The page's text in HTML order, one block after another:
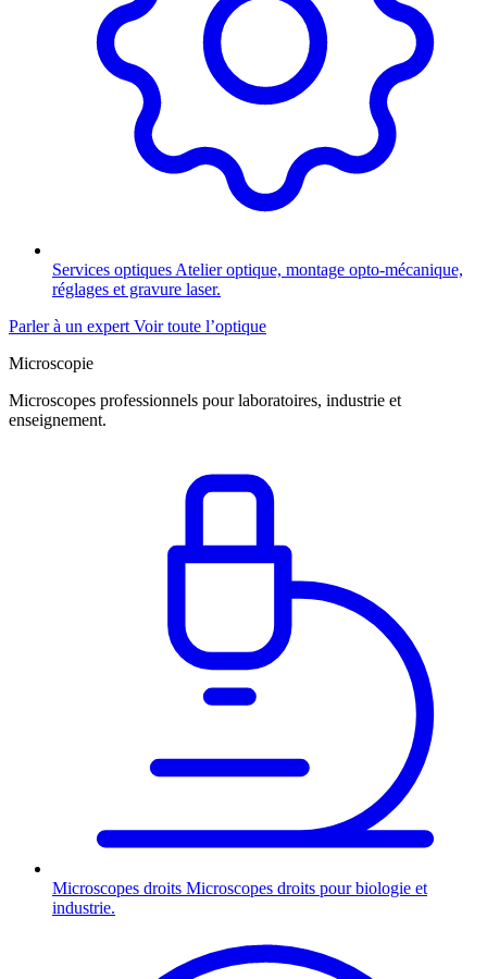
Services optiques Atelier optique, montage opto-mécanique,
réglages et gravure laser.
Parler à un expert Voir toute l’optique
Microscopie
Microscopes professionnels pour laboratoires, industrie et
enseignement.
Microscopes droits Microscopes droits pour biologie et
industrie.